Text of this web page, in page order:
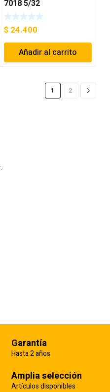
7018 5/32
$24.400
Añadir al carrito
1 2
Garantía
Hasta 2 años
Amplia selección
Artículos disponibles